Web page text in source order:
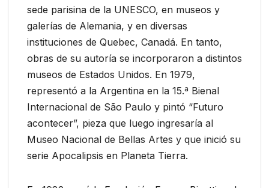
sede parisina de la UNESCO, en museos y
galerías de Alemania, y en diversas
instituciones de Quebec, Canadá. En tanto,
obras de su autoría se incorporaron a distintos
museos de Estados Unidos. En 1979,
representó a la Argentina en la 15.ª Bienal
Internacional de São Paulo y pintó “Futuro
acontecer”, pieza que luego ingresaría al
Museo Nacional de Bellas Artes y que inició su
serie Apocalipsis en Planeta Tierra.